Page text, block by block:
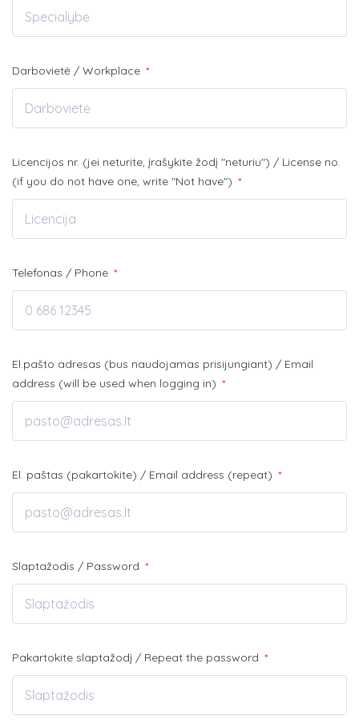
Darbovietė / Workplace *
Licencijos nr. (jei neturite, įrašykite žodį "neturiu") / License no.
(if you do not have one, write "Not have") *
Telefonas / Phone *
El.pašto adresas (bus naudojamas prisijungiant) / Email
address (will be used when logging in) *
El. paštas (pakartokite) / Email address (repeat) *
Slaptažodis / Password *
Pakartokite slaptažodį / Repeat the password *